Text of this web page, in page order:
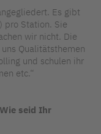
Es gibt
pro Station. Sie
wir nicht. Die
Qualitätsthemen
und schulen ihr
etc.“
seid Ihr